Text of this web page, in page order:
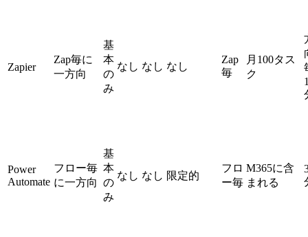
Zapier
Zap毎に
一方向
基
本
の
み
なし なし なし
Zap
毎
月100タス
ク
Power
Automate
フロー毎
に一方向
基
本
の
み
なし なし 限定的
フロ
ー毎
M365に含
まれる